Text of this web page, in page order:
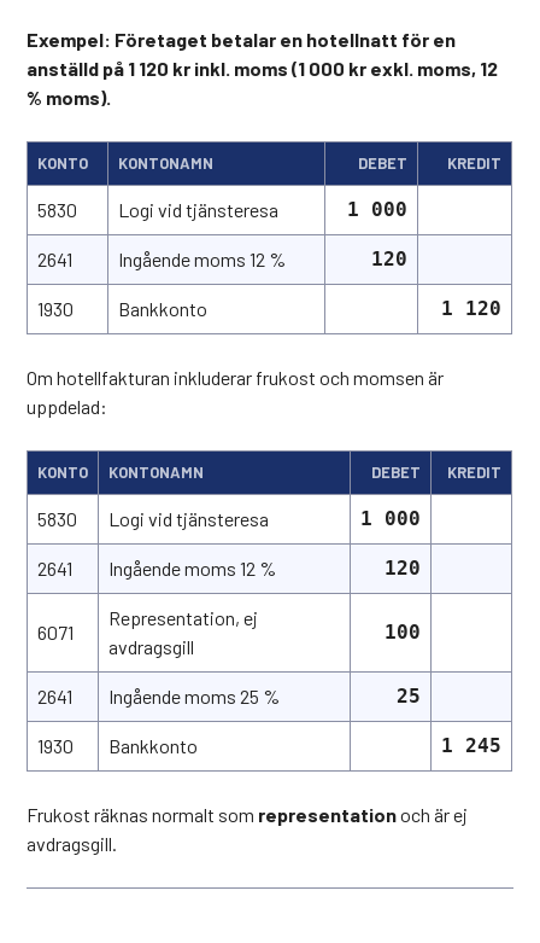
Exempel: Företaget betalar en hotellnatt för en
anställd på 1 120 kr inkl. moms (1 000 kr exkl. moms, 12
% moms).
KONTO KONTONAMN DEBET KREDIT
5830 Logi vid tjänsteresa 1 000
2641 Ingående moms 12 % 120
1930 Bankkonto 1 120
Om hotellfakturan inkluderar frukost och momsen är
uppdelad:
KONTO KONTONAMN DEBET KREDIT
5830 Logi vid tjänsteresa 1 000
2641 Ingående moms 12 % 120
6071
Representation, ej
avdragsgill
100
2641 Ingående moms 25 % 25
1930 Bankkonto 1 245
Frukost räknas normalt som representationoch är ej
avdragsgill.